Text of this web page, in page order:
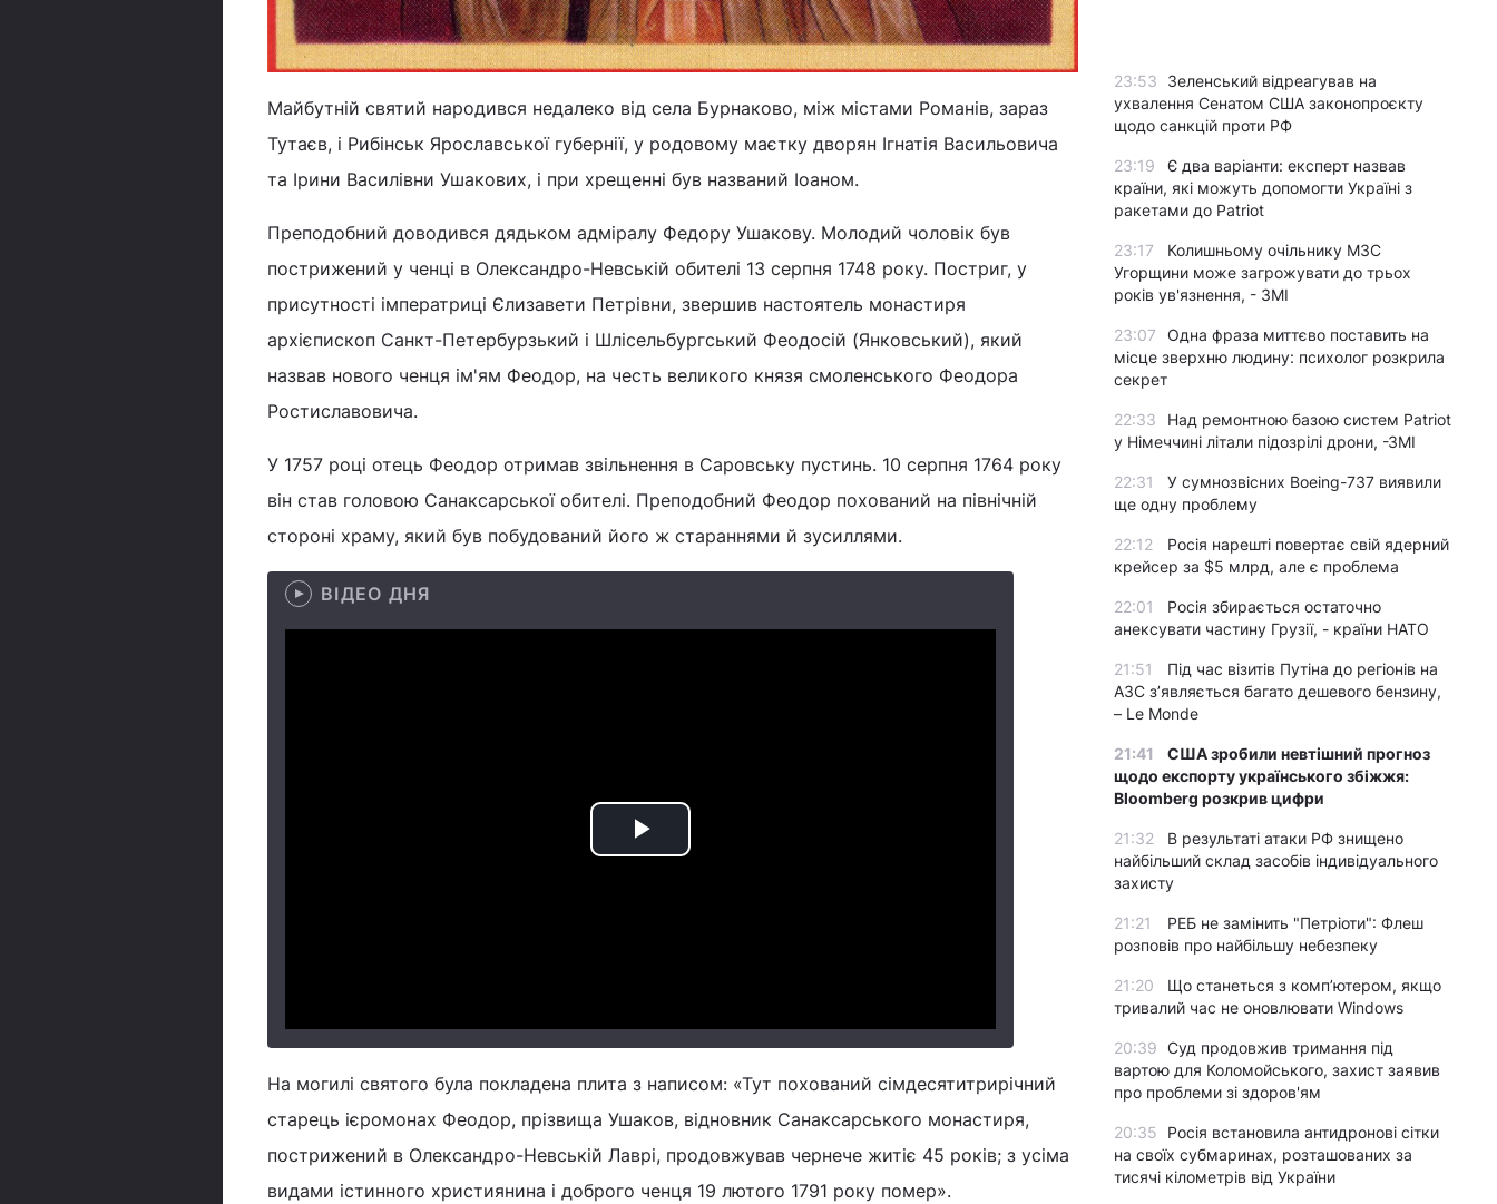
Майбутній святий народився недалеко від села Бурнаково, між містами Романів, зараз
Тутаєв, і Рибінськ Ярославської губернії, у родовому маєтку дворян Ігнатія Васильовича
та Ірини Василівни Ушакових, і при хрещенні був названий Іоаном.
Преподобний доводився дядьком адміралу Федору Ушакову. Молодий чоловік був
пострижений у ченці в Олександро-Невській обителі 13 серпня 1748 року. Постриг, у
присутності імператриці Єлизавети Петрівни, звершив настоятель монастиря
архієпископ Санкт-Петербурзький і Шлісельбургський Феодосій (Янковський), який
назвав нового ченця ім'ям Феодор, на честь великого князя смоленського Феодора
Ростиславовича.
У 1757 році отець Феодор отримав звільнення в Саровську пустинь. 10 серпня 1764 року
він став головою Санаксарської обителі. Преподобний Феодор похований на північній
стороні храму, який був побудований його ж стараннями й зусиллями.
ВІДЕО ДНЯ
Play
На могилі святого була покладена плита з написом: «Тут похований сімдесятитрирічний
старець ієромонах Феодор, прізвища Ушаков, відновник Санаксарського монастиря,
пострижений в Олександро-Невській Лаврі, продовжував чернече житіє 45 років; з усіма
видами істинного християнина і доброго ченця 19 лютого 1791 року помер».
23:53
Зеленський відреагував на
ухвалення Сенатом США законопроєкту
щодо санкцій проти РФ
23:19
Є два варіанти: експерт назвав
країни, які можуть допомогти Україні з
ракетами до Patriot
23:17
Колишньому очільнику МЗС
Угорщини може загрожувати до трьох
років ув'язнення, - ЗМІ
23:07
Одна фраза миттєво поставить на
місце зверхню людину: психолог розкрила
секрет
22:33
Над ремонтною базою систем Patriot
у Німеччині літали підозрілі дрони, -ЗМІ
22:31
У сумнозвісних Boeing-737 виявили
ще одну проблему
22:12
Росія нарешті повертає свій ядерний
крейсер за $5 млрд, але є проблема
22:01
Росія збирається остаточно
анексувати частину Грузії, - країни НАТО
21:51
Під час візитів Путіна до регіонів на
АЗС з’являється багато дешевого бензину,
– Le Monde
21:41
США зробили невтішний прогноз
щодо експорту українського збіжжя:
Bloomberg розкрив цифри
21:32
В результаті атаки РФ знищено
найбільший склад засобів індивідуального
захисту
21:21
РЕБ не замінить "Петріоти": Флеш
розповів про найбільшу небезпеку
21:20
Що станеться з комп’ютером, якщо
тривалий час не оновлювати Windows
20:39 Суд продовжив тримання під
вартою для Коломойського, захист заявив
про проблеми зі здоров'ям
20:35
Росія встановила антидронові сітки
на своїх субмаринах, розташованих за
тисячі кілометрів від України